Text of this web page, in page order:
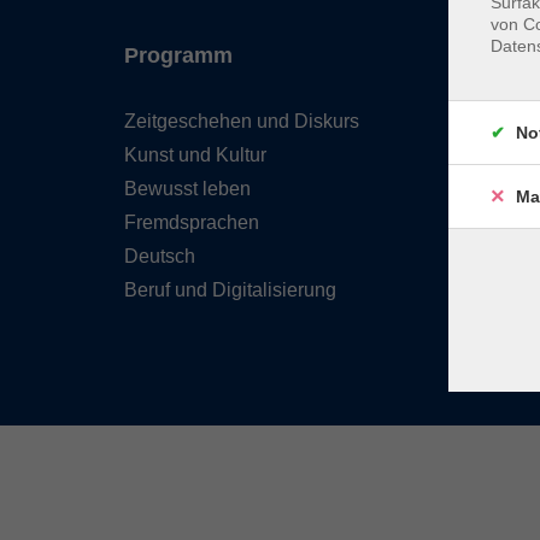
Programm
Zeitgeschehen und Diskurs
Kunst und Kultur
Bewusst leben
Fremdsprachen
Deutsch
Beruf und Digitalisierung
von